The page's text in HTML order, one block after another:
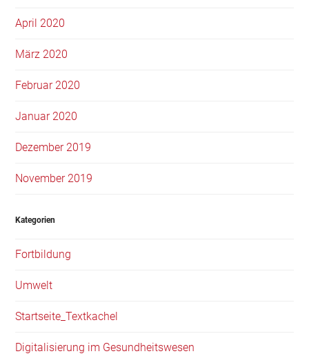
April 2020
März 2020
Februar 2020
Januar 2020
Dezember 2019
November 2019
Kategorien
Fortbildung
Umwelt
Startseite_Textkachel
Digitalisierung im Gesundheitswesen